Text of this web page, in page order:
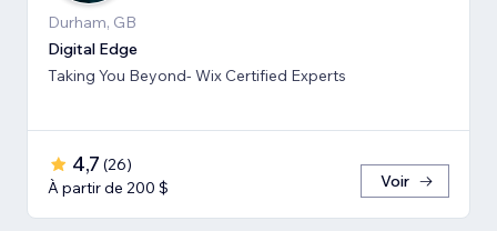
Durham, GB
Digital Edge
Taking You Beyond- Wix Certified Experts
4,7 (26)
À partir de 200 $
Voir